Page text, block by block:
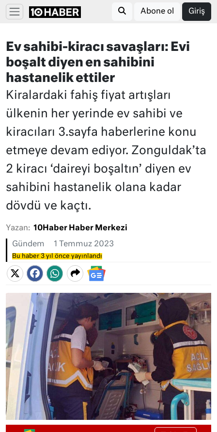
Abone ol Giriş
Ev sahibi-kiracı savaşları: Evi
boşalt diyen en sahibini
hastanelik ettiler
Kiralardaki fahiş fiyat artışları
ülkenin her yerinde ev sahibi ve
kiracıları 3.sayfa haberlerine konu
etmeye devam ediyor. Zonguldak’ta
2 kiracı ‘daireyi boşaltın’ diyen ev
sahibini hastanelik olana kadar
dövdü ve kaçtı.
Yazan: 10Haber Haber Merkezi
Gündem 1 Temmuz 2023
Bu haber 3 yıl önce yayınlandı